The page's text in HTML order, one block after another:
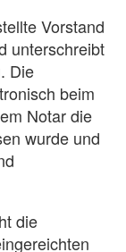
Vorstand
unterschreibt
Die
beim
Notar die
wurde und
die